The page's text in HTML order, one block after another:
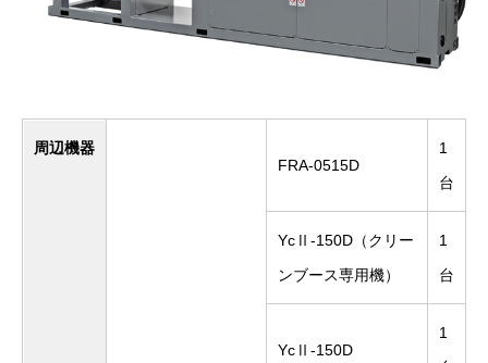
周辺機器
FRA-0515D
1
台
YcⅡ-150D（クリー
ンブース専用機）
1
台
YcⅡ-150D
1